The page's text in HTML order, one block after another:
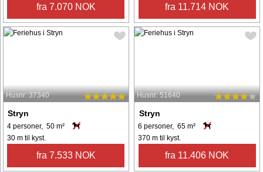
fra 7.070 NOK fra 11.714 NOK
Husnr: 37340
Stryn
4 personer, 50 m²
30 m til kyst.
fra 7.533 NOK
Husnr: 51640
Stryn
6 personer, 65 m²
370 m til kyst.
fra 11.406 NOK